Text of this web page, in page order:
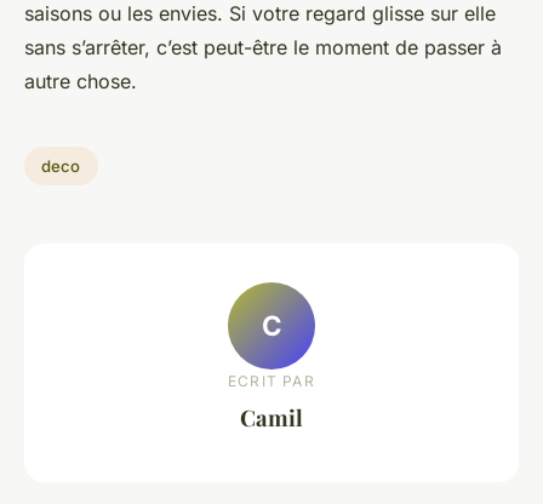
saisons ou les envies. Si votre regard glisse sur elle
sans s’arrêter, c’est peut-être le moment de passer à
autre chose.
deco
C
ECRIT PAR
Camil